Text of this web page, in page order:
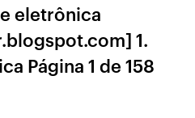
eletrônica
1.
Página 1 de 158